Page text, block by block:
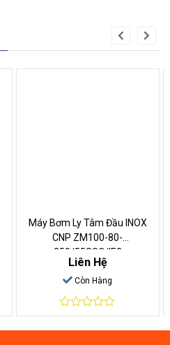
Máy Bơm Ly Tâm Đầu INOX
CNP ZM100-80-
250/55SSC/IE3
Liên Hệ
Còn Hàng
0
out